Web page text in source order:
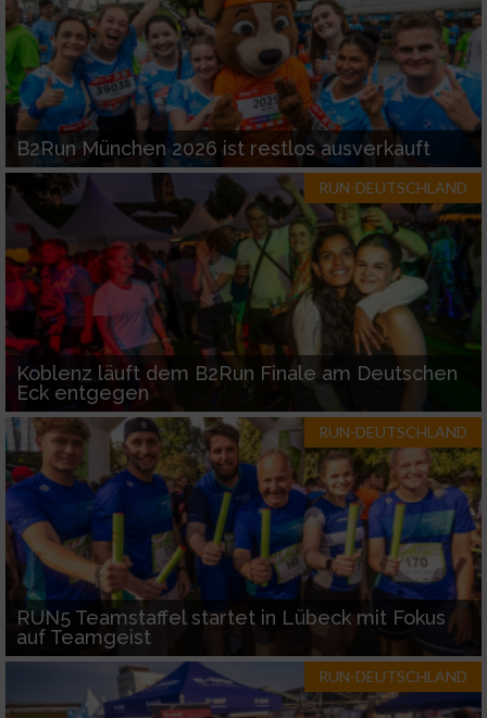
B2Run München 2026 ist restlos ausverkauft
RUN-DEUTSCHLAND
Koblenz läuft dem B2Run Finale am Deutschen
Eck entgegen
RUN-DEUTSCHLAND
RUN5 Teamstaffel startet in Lübeck mit Fokus
auf Teamgeist
RUN-DEUTSCHLAND